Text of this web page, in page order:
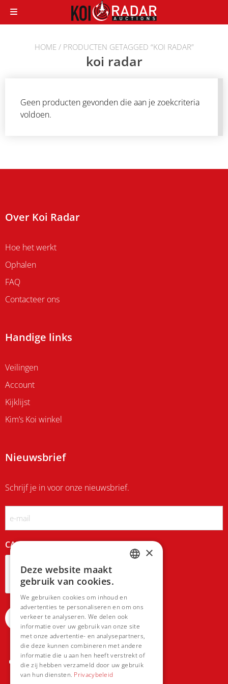
HOME/ PRODUCTEN GETAGGED “KOI RADAR”
koi radar
Geen producten gevonden die aan je zoekcriteria
voldoen.
Over Koi Radar
Hoe het werkt
Ophalen
FAQ
Contacteer ons
Handige links
Veilingen
Account
Kijklijst
Kim’s Koi winkel
Nieuwsbrief
Schrijf je in voor onze nieuwsbrief.
CAPTCHA ×
Deze website maakt
gebruik van cookies.
We gebruiken cookies om inhoud en
advertenties te personaliseren en om ons
verkeer te analyseren. We delen ook
informatie over uw gebruik van onze site
met onze advertentie- en analysepartners,
die deze kunnen combineren met andere
informatie die u aan hen heeft verstrekt of
die zij hebben verzameld door uw gebruik
van hun diensten. Privacybeleid